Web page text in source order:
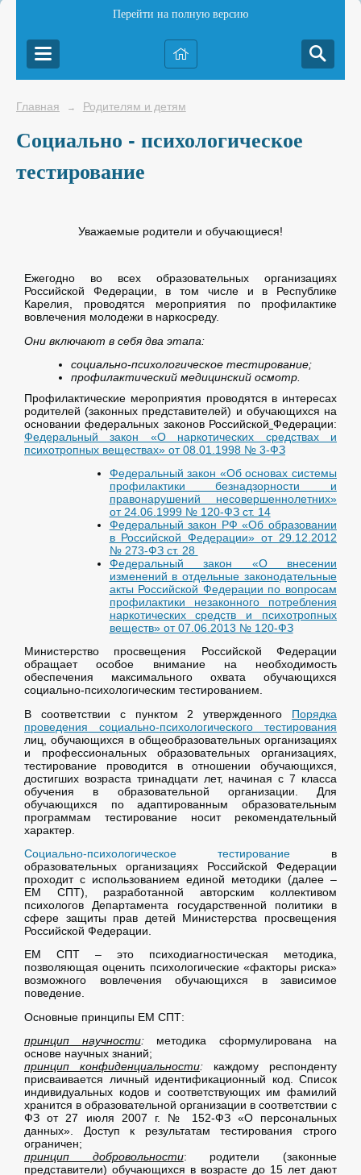
Перейти на полную версию
Главная → Родителям и детям
Социально - психологическое
тестирование
Уважаемые родители и обучающиеся!
Ежегодно во всех образовательных организациях
Российской Федерации, в том числе и в Республике
Карелия, проводятся мероприятия по профилактике
вовлечения молодежи в наркосреду.
Они включают в себя два этапа:
социально-психологическое тестирование;
профилактический медицинский осмотр.
Профилактические мероприятия проводятся в интересах
родителей (законных представителей) и обучающихся на
основании федеральных законов Российской Федерации:
Федеральный закон «О наркотических средствах и
психотропных веществах» от 08.01.1998 № 3-ФЗ
Федеральный закон «Об основах системы
профилактики безнадзорности и
правонарушений несовершеннолетних»
от 24.06.1999 № 120-ФЗ ст. 14
Федеральный закон РФ «Об образовании
в Российской Федерации» от 29.12.2012
№ 273-ФЗ ст. 28
Федеральный закон «О внесении
изменений в отдельные законодательные
акты Российской Федерации по вопросам
профилактики незаконного потребления
наркотических средств и психотропных
веществ» от 07.06.2013 № 120-ФЗ
Министерство просвещения Российской Федерации
обращает особое внимание на необходимость
обеспечения максимального охвата обучающихся
социально-психологическим тестированием.
В соответствии с пунктом 2 утвержденного Порядка
проведения социально-психологического тестирования
лиц, обучающихся в общеобразовательных организациях
и профессиональных образовательных организациях,
тестирование проводится в отношении обучающихся,
достигших возраста тринадцати лет, начиная с 7 класса
обучения в образовательной организации. Для
обучающихся по адаптированным образовательным
программам тестирование носит рекомендательный
характер.
Социально-психологическое тестирование в
образовательных организациях Российской Федерации
проходит с использованием единой методики (далее –
ЕМ СПТ), разработанной авторским коллективом
психологов Департамента государственной политики в
сфере защиты прав детей Министерства просвещения
Российской Федерации.
ЕМ СПТ – это психодиагностическая методика,
позволяющая оценить психологические «факторы риска»
возможного вовлечения обучающихся в зависимое
поведение.
Основные принципы ЕМ СПТ:
принцип научности:методика сформулирована на
основе научных знаний;
принцип конфиденциальности: каждому респонденту
присваивается личный идентификационный код. Список
индивидуальных кодов и соответствующих им фамилий
хранится в образовательной организации в соответствии с
ФЗ от 27 июля 2007 г. № 152-ФЗ «О персональных
данных». Доступ к результатам тестирования строго
ограничен;
принцип добровольности: родители (законные
представители) обучающихся в возрасте до 15 лет дают